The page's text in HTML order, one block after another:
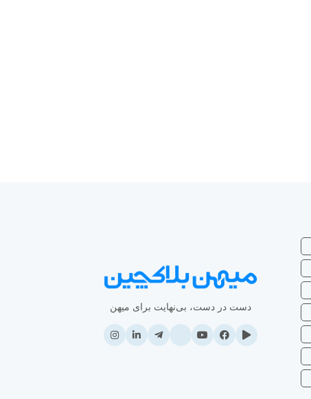
دست در دست، بی‌نهایت برای میهن